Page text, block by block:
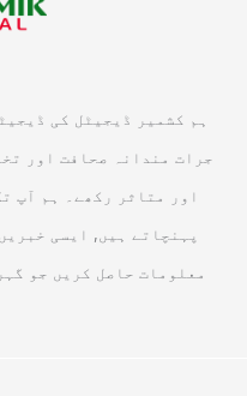
ہم کشمیر ڈیجیٹل کی
جرات مندانہ صحافت اور
اور متاثر رکھے۔ ہم آپ
پہنچاتے ہیں, ایسی
معلومات حاصل کریں جو